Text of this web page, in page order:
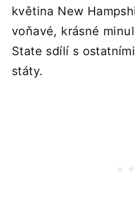
květina New
voňavé, krásné
State sdílí s
státy.